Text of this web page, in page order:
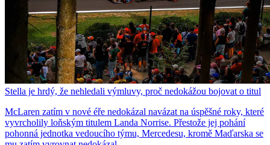
Stella je hrdý, že nehledali výmluvy, proč nedokážou bojovat o titul
McLaren zatím v nové éře nedokázal navázat na úspěšné roky, které
vyvrcholily loňským titulem Landa Norrise. Přestože jej pohání
pohonná jednotka vedoucího týmu, Mercedesu, kromě Maďarska se